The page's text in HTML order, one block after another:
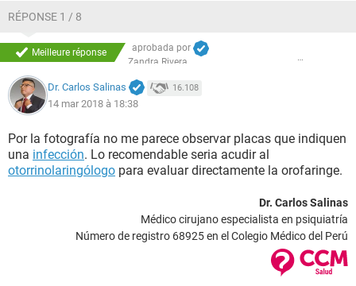
RÉPONSE 1 / 8
Meilleure réponse
aprobada por
Zandra Rivera
Dr. Carlos Salinas 16.108
14 mar 2018 à 18:38
Por la fotografía no me parece observar placas que indiquen
una infección. Lo recomendable seria acudir al
otorrinolaringólogo para evaluar directamente la orofaringe.
Dr. Carlos Salinas
Médico cirujano especialista en psiquiatría
Número de registro 68925 en el Colegio Médico del Perú